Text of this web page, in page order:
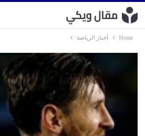
Home أخبار الرياضة